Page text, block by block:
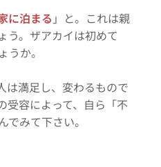
に泊まる 」と。これは親
う。ザアカイは初めて
か。
は満足し、変わるもので
受容によって、自ら「不
みて下さい。